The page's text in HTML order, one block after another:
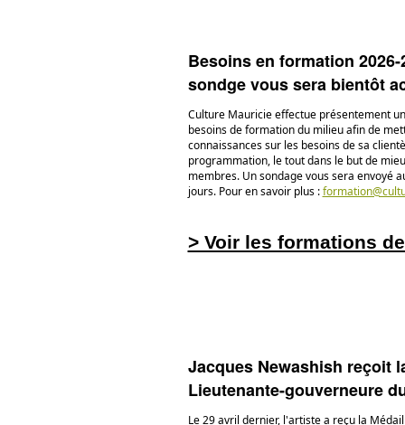
Besoins en formation 2026-
sondge vous sera bientôt
Culture Mauricie effectue présentement
besoins de formation du milieu afin de
connaissances sur les besoins de sa
programmation, le tout dans le but de
membres. Un sondage vous sera envoyé
jours. Pour en savoir plus :
> Voir les formations
Jacques Newashish reçoit
Lieutenante-gouverneure
Le 29 avril dernier, l'artiste a reçu la